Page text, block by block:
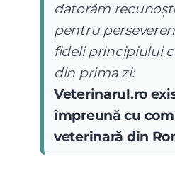
datorăm
pentru
fideli principiului
din prima zi:
Veterinarul.ro
împreună cu
veterinară din